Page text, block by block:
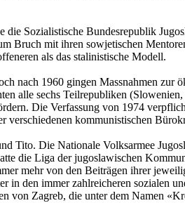
Sozialistische Bundesrepublik
Bruch mit ihren sowjetischen
als das stalinistische Modell.
nach 1960 gingen Massnahmen zur
alle sechs Teilrepubliken
Die Verfassung von 1974
kommunistischen
Tito. Die Nationale Volksarmee
die Liga der jugoslawischen
mehr von den Beiträgen ihrer
den immer zahlreicheren sozialen
von Zagreb, die unter dem Namen